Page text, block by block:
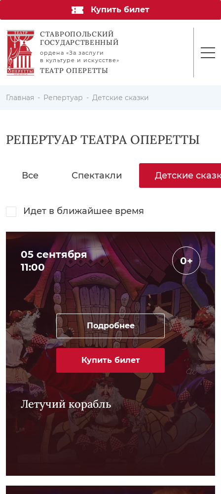
Купить билет
СТАВРОПОЛЬСКИЙ
ГОСУДАРСТВЕННЫЙ
ордена «За заслуги
в культуре и искусстве»
ТЕАТР ОПЕРЕТТЫ
Главная Репертуар Детские сказки
РЕПЕРТУАР ТЕАТРА ОПЕРЕТТЫ
Все Спектакли Детские
Идет в ближайшее время
05 сентября
11:00
0+
Подробнее
Купить билет
Летучий корабль